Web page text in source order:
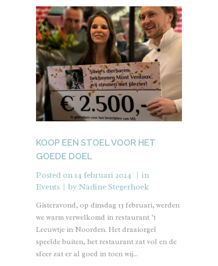
KOOP EEN STOEL VOOR HET
GOEDE DOEL
Posted on14 februari 2024
in
Events
byNadine Stegerhoek
Gisteravond, op dinsdag 13 februari, werden
we warm verwelkomd in restaurant ’t
Leeuwtje in Noorden. Het draaiorgel
speelde buiten, het restaurant zat vol en de
sfeer zat er al goed in toen wij...